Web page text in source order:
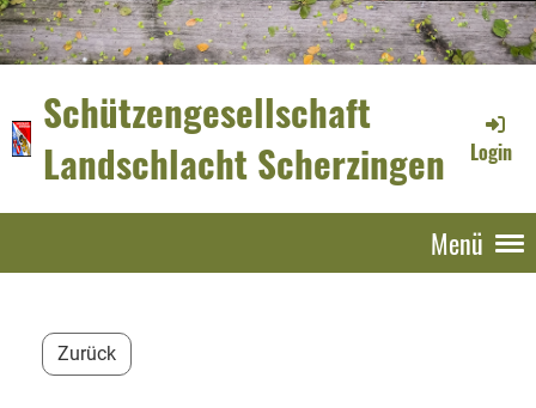
Schützengesellschaft
Landschlacht Scherzingen
Login
Menü
Zurück